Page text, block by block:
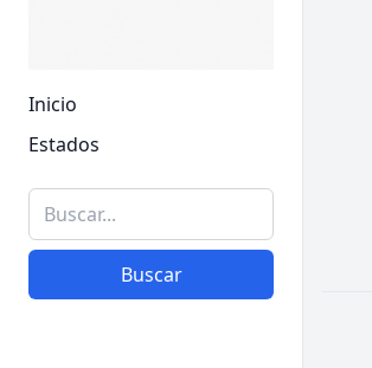
Inicio
Estados
Buscar